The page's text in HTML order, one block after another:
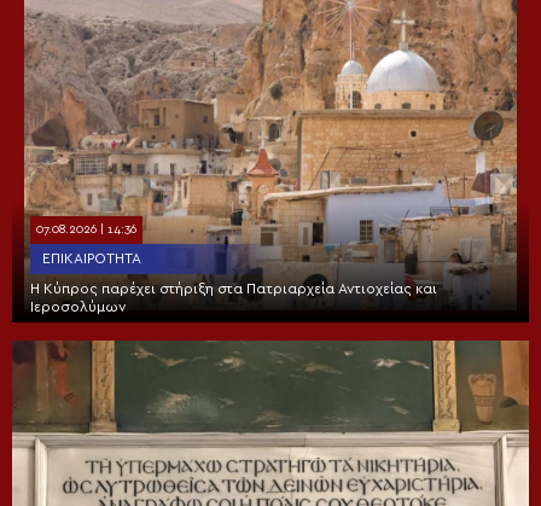
07.08.2026 | 14:36
ΕΠΙΚΑΙΡΌΤΗΤΑ
Η Κύπρος παρέχει στήριξη στα Πατριαρχεία Αντιοχείας και
Ιεροσολύμων